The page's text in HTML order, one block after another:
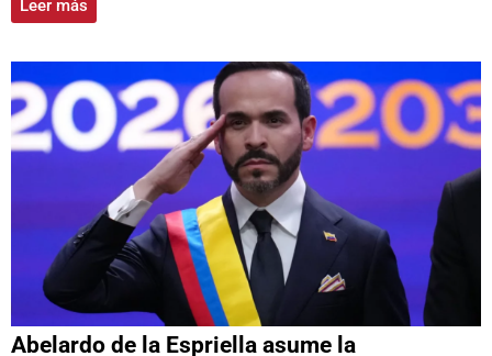
Leer más
Abelardo de la Espriella asume la